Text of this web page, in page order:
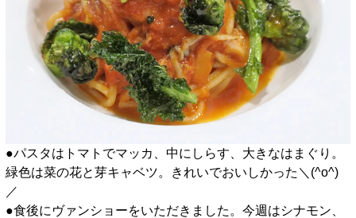
●パスタはトマトでマッカ、中にしらす、大きなはまぐり。
緑色は菜の花と芽キャベツ。きれいでおいしかった＼(^o^)
／
●食後にヴァンショーをいただきました。今週はシナモン、